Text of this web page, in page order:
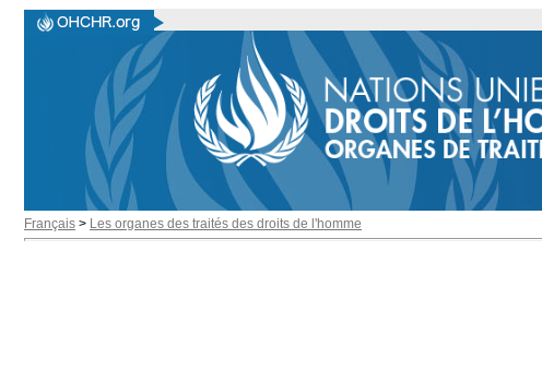
Français > Les organes des traités des droits de l'homme